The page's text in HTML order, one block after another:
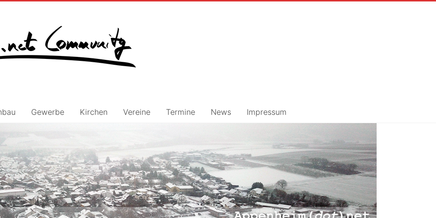
Gewerbe Kirchen Vereine Termine News Impressum